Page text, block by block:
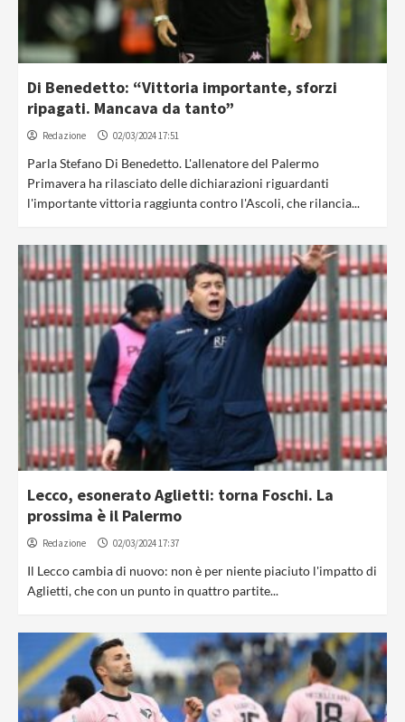
Di Benedetto: “Vittoria importante, sforzi
ripagati. Mancava da tanto”
Redazione 02/03/2024 17:51
Parla Stefano Di Benedetto. L'allenatore del Palermo
Primavera ha rilasciato delle dichiarazioni riguardanti
l'importante vittoria raggiunta contro l'Ascoli, che rilancia...
Lecco, esonerato Aglietti: torna Foschi. La
prossima è il Palermo
Redazione 02/03/2024 17:37
Il Lecco cambia di nuovo: non è per niente piaciuto l'impatto di
Aglietti, che con un punto in quattro partite...